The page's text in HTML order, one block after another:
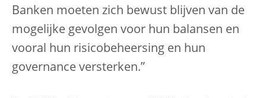
Banken moeten zich bewust blijven van de
mogelijke gevolgen voor hun balansen en
vooral hun risicobeheersing en hun
governance versterken.”